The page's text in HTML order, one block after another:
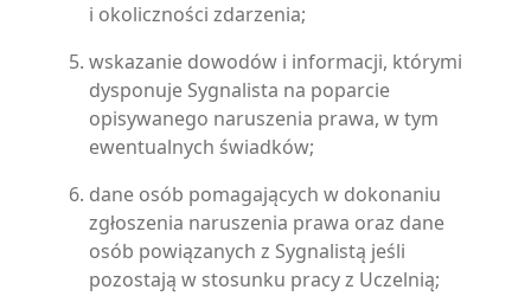
i okoliczności zdarzenia;
wskazanie dowodów i informacji, którymi
dysponuje Sygnalista na poparcie
opisywanego naruszenia prawa, w tym
ewentualnych świadków;
dane osób pomagających w dokonaniu
zgłoszenia naruszenia prawa oraz dane
osób powiązanych z Sygnalistą jeśli
pozostają w stosunku pracy z Uczelnią;